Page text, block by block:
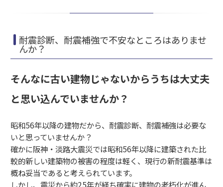
耐震診断、耐震補強で不安なところはありませ
んか？
そんなに古い建物じゃないからうちは大丈夫
と思い込んでいませんか？
昭和56年以降の建物だから、耐震診断、耐震補強は必要な
いと思っていませんか？
確かに阪神・淡路大震災では昭和56年以降に建築された比
較的新しい建築物の被害の程度は軽く、現行の新耐震基準は
概ね妥当であると考えられています。
しかし、震災から約25年が経ち確実に建物の老朽化が進ん